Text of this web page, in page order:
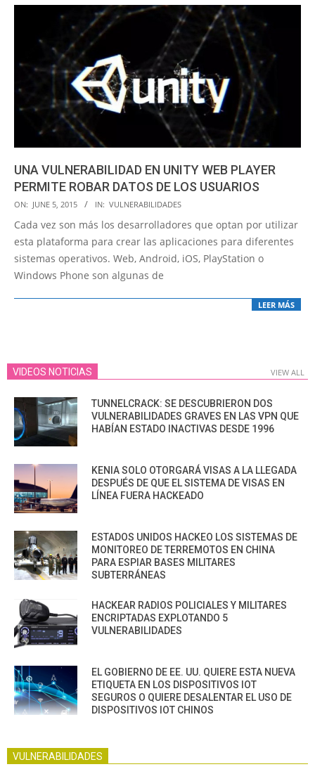
UNA VULNERABILIDAD EN UNITY WEB PLAYER
PERMITE ROBAR DATOS DE LOS USUARIOS
2015-
06-
05
ON: JUNE 5, 2015 IN: VULNERABILIDADES
Cada vez son más los desarrolladores que optan por utilizar
esta plataforma para crear las aplicaciones para diferentes
sistemas operativos. Web, Android, iOS, PlayStation o
Windows Phone son algunas de
LEER MÁS
VIDEOS NOTICIAS VIEW ALL
TUNNELCRACK: SE DESCUBRIERON DOS
VULNERABILIDADES GRAVES EN LAS VPN QUE
HABÍAN ESTADO INACTIVAS DESDE 1996
KENIA SOLO OTORGARÁ VISAS A LA LLEGADA
DESPUÉS DE QUE EL SISTEMA DE VISAS EN
LÍNEA FUERA HACKEADO
ESTADOS UNIDOS HACKEO LOS SISTEMAS DE
MONITOREO DE TERREMOTOS EN CHINA
PARA ESPIAR BASES MILITARES
SUBTERRÁNEAS
HACKEAR RADIOS POLICIALES Y MILITARES
ENCRIPTADAS EXPLOTANDO 5
VULNERABILIDADES
EL GOBIERNO DE EE. UU. QUIERE ESTA NUEVA
ETIQUETA EN LOS DISPOSITIVOS IOT
SEGUROS O QUIERE DESALENTAR EL USO DE
DISPOSITIVOS IOT CHINOS
VULNERABILIDADES